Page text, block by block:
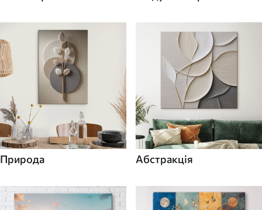
Природа Абстракція